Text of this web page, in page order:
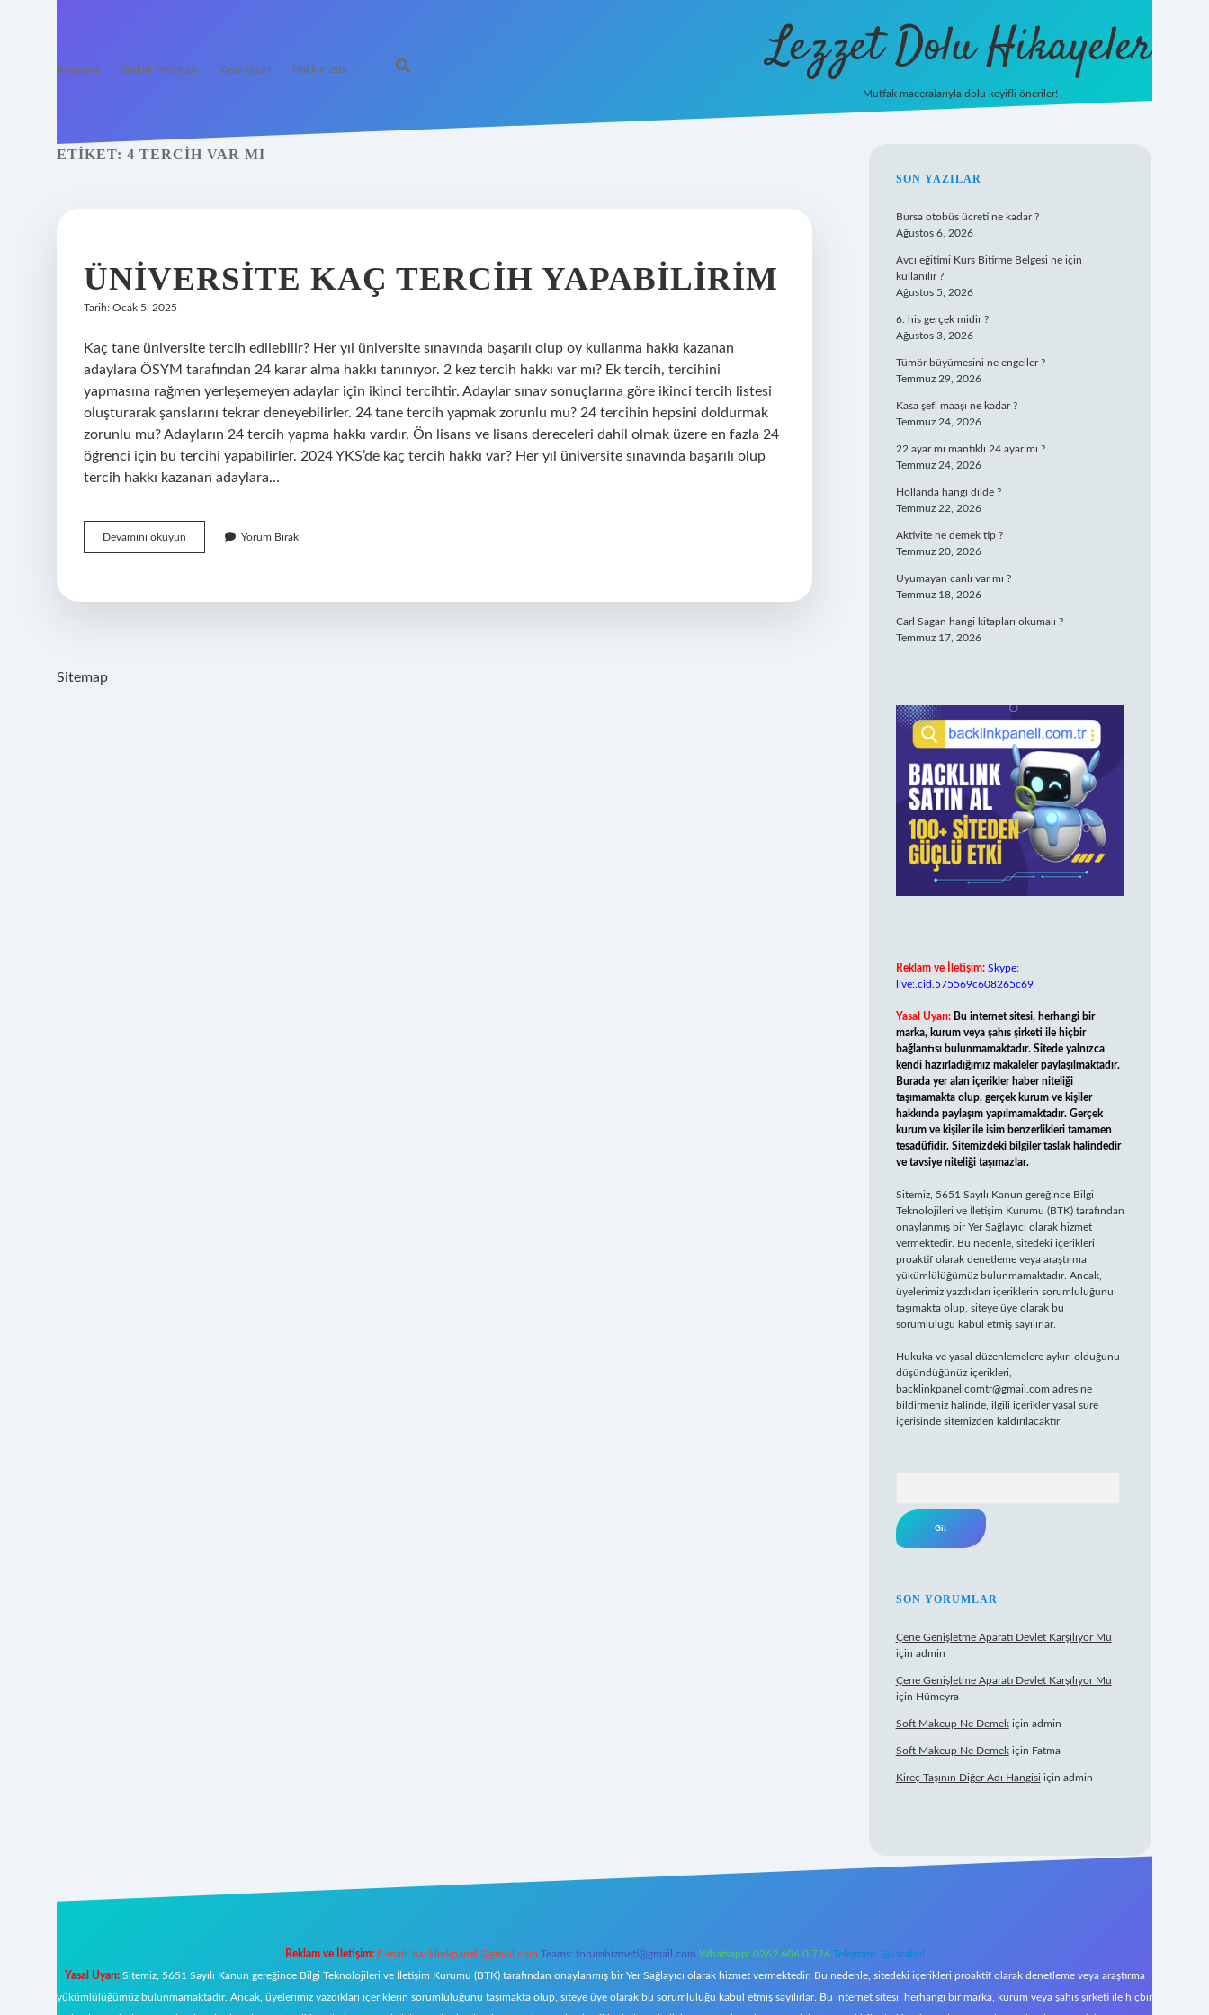
Anasayfa Gizlilik Politikası Yasal Uyarı Hakkımızda Lezzet Dolu Hikayeler
Mutfak maceralarıyla dolu keyifli öneriler!
ETIKET: 4 TERCIH VAR MI
ÜNIVERSITE KAÇ TERCIH YAPABILIRIM
Tarih: Ocak 5, 2025
Kaç tane üniversite tercih edilebilir? Her yıl üniversite sınavında başarılı olup oy kullanma hakkı kazanan
adaylara ÖSYM tarafından 24 karar alma hakkı tanınıyor. 2 kez tercih hakkı var mı? Ek tercih, tercihini
yapmasına rağmen yerleşemeyen adaylar için ikinci tercihtir. Adaylar sınav sonuçlarına göre ikinci tercih listesi
oluşturarak şanslarını tekrar deneyebilirler. 24 tane tercih yapmak zorunlu mu? 24 tercihin hepsini doldurmak
zorunlu mu? Adayların 24 tercih yapma hakkı vardır. Ön lisans ve lisans dereceleri dahil olmak üzere en fazla 24
öğrenci için bu tercihi yapabilirler. 2024 YKS’de kaç tercih hakkı var? Her yıl üniversite sınavında başarılı olup
tercih hakkı kazanan adaylara…
Devamını okuyun Üniversite
Kaç
Yorum Bırak
Sitemap
SIDEBAR
SON YAZILAR
Bursa otobüs ücreti ne kadar ?
Ağustos 6, 2026
Avcı eğitimi Kurs Bitirme Belgesi ne için
kullanılır ?
Ağustos 5, 2026
6. his gerçek midir ?
Ağustos 3, 2026
Tümör büyümesini ne engeller ?
Temmuz 29, 2026
Kasa şefi maaşı ne kadar ?
Temmuz 24, 2026
22 ayar mı mantıklı 24 ayar mı ?
Temmuz 24, 2026
Hollanda hangi dilde ?
Temmuz 22, 2026
Aktivite ne demek tip ?
Temmuz 20, 2026
Uyumayan canlı var mı ?
Temmuz 18, 2026
Carl Sagan hangi kitapları okumalı ?
Temmuz 17, 2026
Reklam ve İletişim: Skype:
live:.cid.575569c608265c69
Yasal Uyarı: Bu internet sitesi, herhangi bir
marka, kurum veya şahıs şirketi ile hiçbir
bağlantısı bulunmamaktadır. Sitede yalnızca
kendi hazırladığımız makaleler paylaşılmaktadır.
Burada yer alan içerikler haber niteliği
taşımamakta olup, gerçek kurum ve kişiler
hakkında paylaşım yapılmamaktadır. Gerçek
kurum ve kişiler ile isim benzerlikleri tamamen
tesadüfidir. Sitemizdeki bilgiler taslak halindedir
ve tavsiye niteliği taşımazlar.
Sitemiz, 5651 Sayılı Kanun gereğince Bilgi
Teknolojileri ve İletişim Kurumu (BTK) tarafından
onaylanmış bir Yer Sağlayıcı olarak hizmet
vermektedir. Bu nedenle, sitedeki içerikleri
proaktif olarak denetleme veya araştırma
yükümlülüğümüz bulunmamaktadır. Ancak,
üyelerimiz yazdıkları içeriklerin sorumluluğunu
taşımakta olup, siteye üye olarak bu
sorumluluğu kabul etmiş sayılırlar.
Hukuka ve yasal düzenlemelere aykırı olduğunu
düşündüğünüz içerikleri,
backlinkpanelicomtr@gmail.com adresine
bildirmeniz halinde, ilgili içerikler yasal süre
içerisinde sitemizden kaldırılacaktır.
SON YORUMLAR
Çene Genişletme Aparatı Devlet Karşılıyor Mu
için admin
Çene Genişletme Aparatı Devlet Karşılıyor Mu
için Hümeyra
Soft Makeup Ne Demekiçin admin
Soft Makeup Ne Demekiçin Fatma
Kireç Taşının Diğer Adı Hangisi için admin
Reklam ve İletişim: E-mail: backlinkpaneli@gmail.com Teams: forumhizmeti@gmail.com Whatsapp: 0262 606 0 726 Telegram: @karabul
Yasal Uyarı:Sitemiz, 5651 Sayılı Kanun gereğince Bilgi Teknolojileri ve İletişim Kurumu (BTK) tarafından onaylanmış bir Yer Sağlayıcı olarak hizmet vermektedir. Bu nedenle, sitedeki içerikleri proaktif olarak denetleme veya araştırma
yükümlülüğümüz bulunmamaktadır. Ancak, üyelerimiz yazdıkları içeriklerin sorumluluğunu taşımakta olup, siteye üye olarak bu sorumluluğu kabul etmiş sayılırlar. Bu internet sitesi, herhangi bir marka, kurum veya şahıs şirketi ile hiçbir